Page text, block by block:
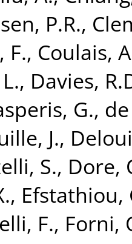
P.R.,
F., Coulais,
, Davies,
G.,
J.,
S., Dore,
, Efstathiou,
F., Forni,